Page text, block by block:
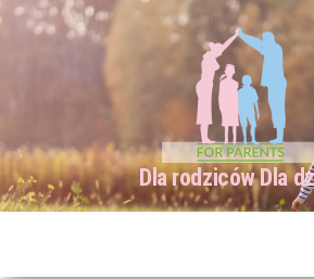
Dla rodziców Dla